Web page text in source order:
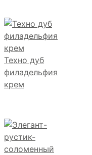
Техно дуб
филадельфия
крем